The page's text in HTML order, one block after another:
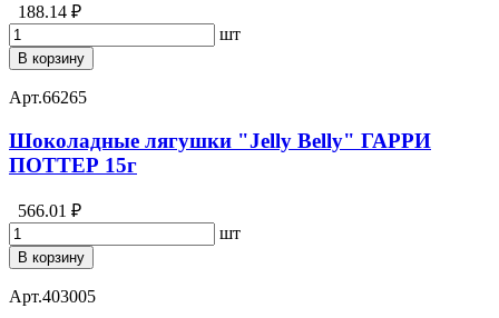
188.14 ₽
шт
В корзину
Арт.66265
Шоколадные лягушки "Jelly Belly" ГАРРИ
ПОТТЕР 15г
566.01 ₽
шт
В корзину
Арт.403005